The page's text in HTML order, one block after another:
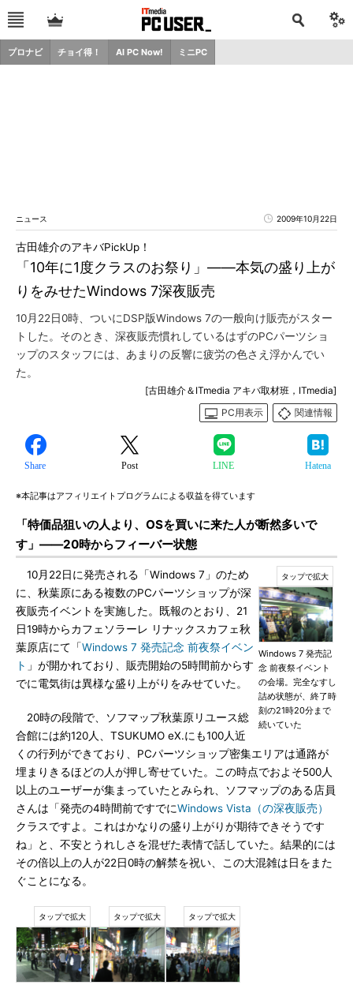
プロナビ チョイ得！ AI PC Now! ミニPC
ニュース 2009年10月22日
「10年に1度クラスのお祭り」――本気の盛り上が
りをみせたWindows 7深夜販売
古田雄介のアキバPickUp！
10月22日0時、ついにDSP版Windows 7の一般向け販売がスター
トした。そのとき、深夜販売慣れしているはずのPCパーツショ
ップのスタッフには、あまりの反響に疲労の色さえ浮かんでい
た。
[古田雄介＆ITmedia アキバ取材班，ITmedia]
PC用表示
関連情報
Share Post LINE Hatena
※本記事はアフィリエイトプログラムによる収益を得ています
「特価品狙いの人より、OSを買いに来た人が断然多いで
す」――20時からフィーバー状態
Windows 7 発売記
念 前夜祭イベント
の会場。完全なすし
詰め状態が、終了時
刻の21時20分まで
続いていた
10月22日に発売される「Windows 7」のため
に、秋葉原にある複数のPCパーツショップが深
夜販売イベントを実施した。既報のとおり、21
日19時からカフェソラーレ リナックスカフェ秋
葉原店にて「Windows 7 発売記念 前夜祭イベン
ト 」が開かれており、販売開始の5時間前からす
でに電気街は異様な盛り上がりをみせていた。
20時の段階で、ソフマップ秋葉原リユース総
合館には約120人、TSUKUMO eX.にも100人近
くの行列ができており、PCパーツショップ密集エリアは通路が
埋まりきるほどの人が押し寄せていた。この時点でおよそ500人
以上のユーザーが集まっていたとみられ、ソフマップのある店員
さんは「発売の4時間前ですでにWindows Vista（の深夜販売）
クラスですよ。これはかなりの盛り上がりが期待できそうです
ね」と、不安とうれしさを混ぜた表情で話していた。結果的には
その倍以上の人が22日0時の解禁を祝い、この大混雑は日をまた
ぐことになる。